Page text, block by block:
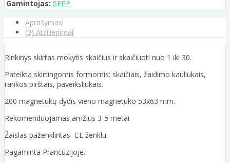
Gamintojas: SEPP
Aprašymas
(0) Atsiliepimai
Rinkinys skirtas mokytis skaičius ir skaičiuoti nuo 1 iki 30.
Pateikta skirtingomis formomis: skaičiais, žaidimo kauliukais,
rankos pirštais, paveiksliukais.
200 magnetukų dydis vieno magnetuko 53x63 mm.
Rekomenduojamas amžius 3-5 metai.
Žaislas paženklintas CE ženklu.
Pagaminta Prancūzijoje.